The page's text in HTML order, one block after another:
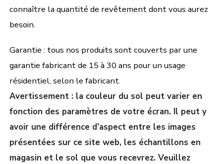
connaître la quantité de revêtement dont vous aurez
besoin.
Garantie : tous nos produits sont couverts par une
garantie fabricant de 15 à 30 ans pour un usage
résidentiel, selon le fabricant.
Avertissement : la couleur du sol peut varier en
fonction des paramètres de votre écran. Il peut y
avoir une différence d’aspect entre les images
présentées sur ce site web, les échantillons en
magasin et le sol que vous recevrez. Veuillez